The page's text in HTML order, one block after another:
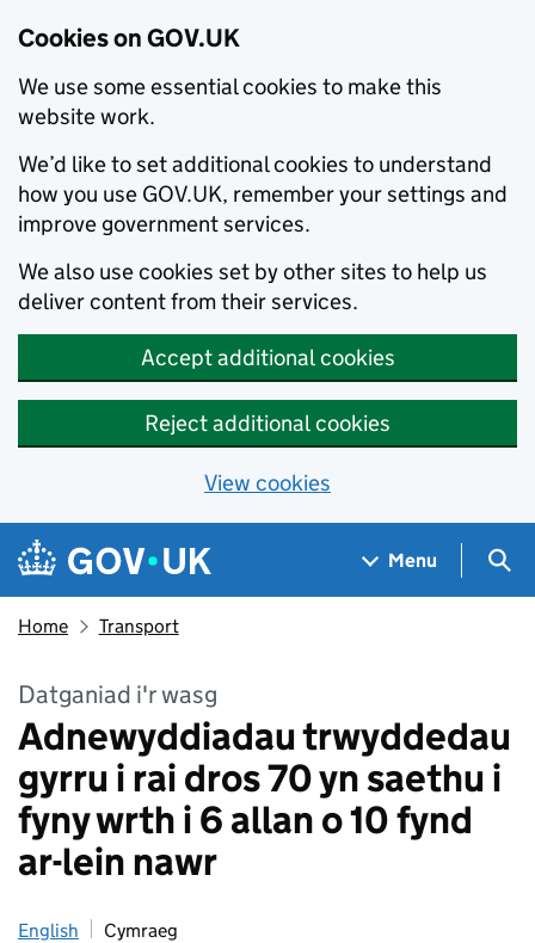
Cookies on GOV.UK
We use some essential cookies to make this
website work.
We’d like to set additional cookies to understand
how you use GOV.UK, remember your settings and
improve government services.
We also use cookies set by other sites to help us
deliver content from their services.
Accept additional cookies
Reject additional cookies
View cookies
Skip to main content
Navigation menu
Menu
Home Transport
Datganiad i'r wasg
Adnewyddiadau trwyddedau
gyrru i rai dros 70 yn saethu i
fyny wrth i 6 allan o 10 fynd
ar-lein nawr
English Cymraeg